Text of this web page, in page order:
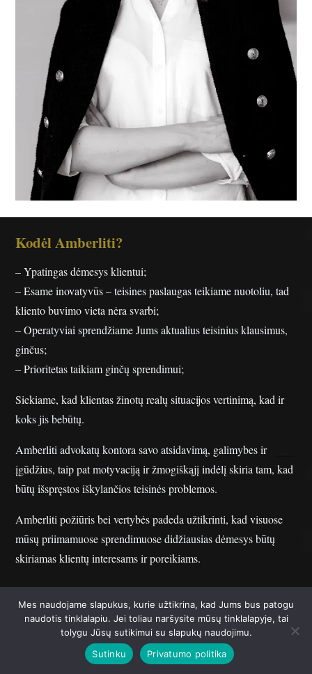
Kodėl Amberliti?
– Ypatingas dėmesys klientui;
– Esame inovatyvūs – teisines paslaugas teikiame nuotoliu, tad
kliento buvimo vieta nėra svarbi;
– Operatyviai sprendžiame Jums aktualius teisinius klausimus,
ginčus;
– Prioritetas taikiam ginčų sprendimui;
Siekiame, kad klientas žinotų realų situacijos vertinimą, kad ir
koks jis bebūtų.
Amberliti advokatų kontora savo atsidavimą, galimybes ir
įgūdžius, taip pat motyvaciją ir žmogiškąjį indėlį skiria tam, kad
būtų išspręstos iškylančios teisinės problemos.
Amberliti požiūris bei vertybės padeda užtikrinti, kad visuose
mūsų priimamuose sprendimuose didžiausias dėmesys būtų
skiriamas klientų interesams ir poreikiams.
2026 © Tinklapių priežiūra Solution:Svetainių priežiūra
Privatumo politika|Slapukų informacija
Mes naudojame slapukus, kurie užtikrina, kad Jums bus patogu
naudotis tinklalapiu. Jei toliau naršysite mūsų tinklalapyje, tai
tolygu Jūsų sutikimui su slapukų naudojimu.
Sutinku
Privatumo politika